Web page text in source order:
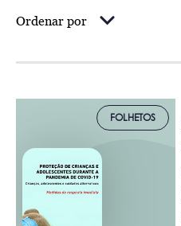
Ordenar por
FOLHETOS